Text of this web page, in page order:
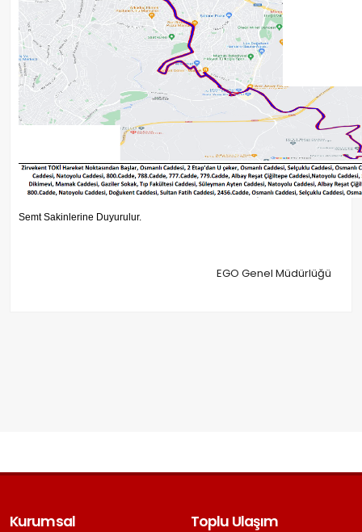
Semt Sakinlerine Duyurulur.
EGO Genel Müdürlüğü
Kurumsal Toplu Ulaşım